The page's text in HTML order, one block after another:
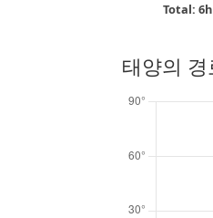
Total:
태양의 경